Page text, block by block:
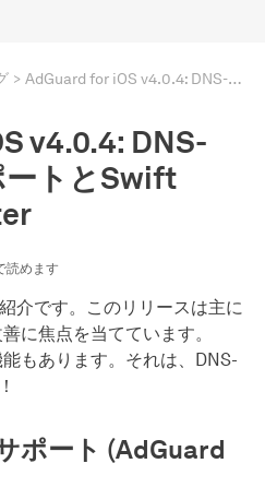
AdGuard for iOS v4.0.4: DNS-over-QUICサポートとSwift Safari Converter
v4.0.4: DNS-
ートとSwift
読めます
介です。このリリースは主に
に焦点を当てています。
もあります。それは、DNS-
ポート (AdGuard